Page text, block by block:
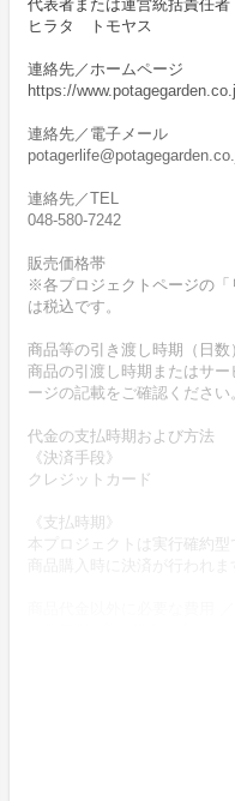
代表者または運営統括責任者
ヒラタ トモヤス
連絡先／ホームページ
https://
連絡先／電子メール
連絡先／TEL
048-580-7242
販売価格帯
※各プロジェクトページの「
は税込です。
商品等の引き渡し時期（日数
商品の引渡し時期またはサ
ージの記載をご確認ください
代金の支払時期および方法
《決済手段》
クレジットカード
《支払時期》
本プロジェクトは実行確約型